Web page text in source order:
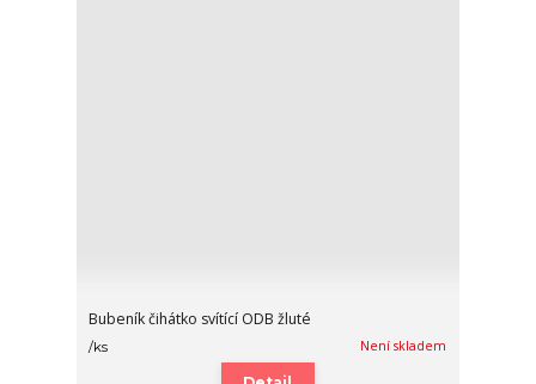
Bubeník čihátko svítící ODB žluté
/ks Není skladem